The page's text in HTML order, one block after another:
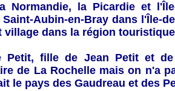
Normandie, la Picardie et
Aubin-en-Bray dans l'Île-
village dans la région
Petit, fille de Jean Petit et
de La Rochelle mais on n'a
le pays des Gaudreau et des